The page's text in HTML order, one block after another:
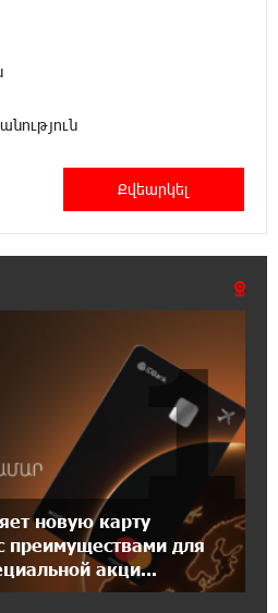
армянских заключенных,
вооружается Азербайджан?
Ucom в спортивной школе
солнечная
15 кВт
навыки на «Давидбекских
А вас вводят в заблуждение.
новую карту
преимуществами для
акци...
1